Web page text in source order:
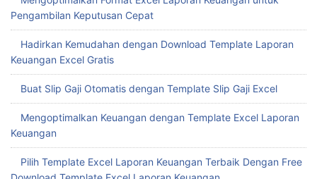
Pengambilan Keputusan Cepat
Hadirkan Kemudahan dengan Download Template Laporan
Keuangan Excel Gratis
Buat Slip Gaji Otomatis dengan Template Slip Gaji Excel
Mengoptimalkan Keuangan dengan Template Excel Laporan
Keuangan
Pilih Template Excel Laporan Keuangan Terbaik Dengan Free